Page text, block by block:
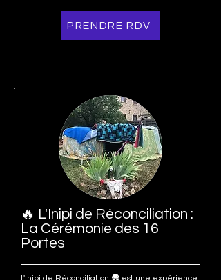
PRENDRE RDV
🔥 L'Inipi de Réconciliation :
La Cérémonie des 16
Portes